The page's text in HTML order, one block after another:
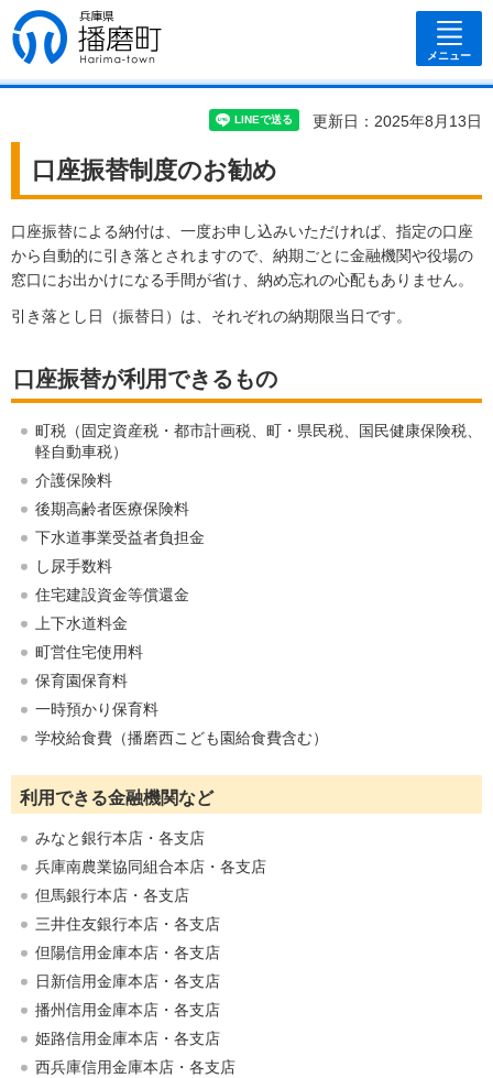
兵庫県 播磨
町
メニュー
更新日：2025年8月13日
口座振替制度のお勧め
口座振替による納付は、一度お申し込みいただければ、指定の口座
から自動的に引き落とされますので、納期ごとに金融機関や役場の
窓口にお出かけになる手間が省け、納め忘れの心配もありません。
引き落とし日（振替日）は、それぞれの納期限当日です。
口座振替が利用できるもの
町税（固定資産税・都市計画税、町・県民税、国民健康保険税、
軽自動車税）
介護保険料
後期高齢者医療保険料
下水道事業受益者負担金
し尿手数料
住宅建設資金等償還金
上下水道料金
町営住宅使用料
保育園保育料
一時預かり保育料
学校給食費（播磨西こども園給食費含む）
利用できる金融機関など
みなと銀行本店・各支店
兵庫南農業協同組合本店・各支店
但馬銀行本店・各支店
三井住友銀行本店・各支店
但陽信用金庫本店・各支店
日新信用金庫本店・各支店
播州信用金庫本店・各支店
姫路信用金庫本店・各支店
西兵庫信用金庫本店・各支店